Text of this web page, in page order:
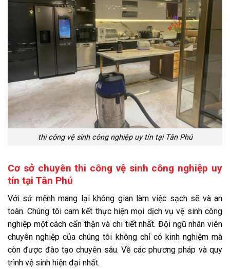
thi công vệ sinh công nghiệp uy tín tại Tân Phú
Cơ sở chuyên thi công vệ sinh công nghiệp uy
tín tại Tân Phú
Với sứ mệnh mang lại không gian làm việc sạch sẽ và an
toàn. Chúng tôi cam kết thực hiện mọi dịch vụ vệ sinh công
nghiệp một cách cẩn thận và chi tiết nhất. Đội ngũ nhân viên
chuyên nghiệp của chúng tôi không chỉ có kinh nghiệm mà
còn được đào tạo chuyên sâu. Về các phương pháp và quy
trình vệ sinh hiện đại nhất.